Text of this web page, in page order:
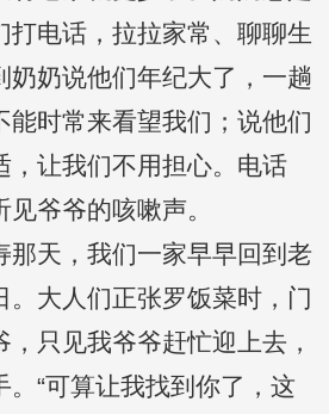
打电话，拉拉家常、聊聊生
奶奶说他们年纪大了，一趟
能时常来看望我们；说他们
，让我们不用担心。电话
爷爷的咳嗽声。
天，我们一家早早回到老
。大人们正张罗饭菜时，门
只见我爷爷赶忙迎上去，
。“可算让我找到你了，这